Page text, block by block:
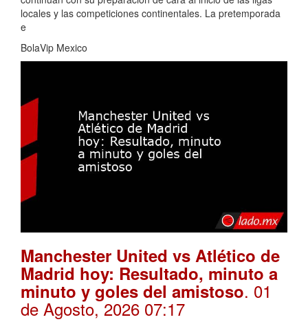
locales y las competiciones continentales. La pretemporada
e
BolaVip Mexico
Manchester United vs Atlético de
Madrid hoy: Resultado, minuto a
minuto y goles del amistoso. 01
de Agosto, 2026 07:17